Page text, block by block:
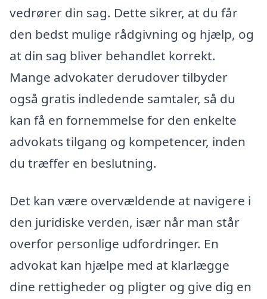
vedrører din sag. Dette sikrer, at du får
den bedst mulige rådgivning og hjælp, og
at din sag bliver behandlet korrekt.
Mange advokater derudover tilbyder
også gratis indledende samtaler, så du
kan få en fornemmelse for den enkelte
advokats tilgang og kompetencer, inden
du træffer en beslutning.
Det kan være overvældende at navigere i
den juridiske verden, især når man står
overfor personlige udfordringer. En
advokat kan hjælpe med at klarlægge
dine rettigheder og pligter og give dig en